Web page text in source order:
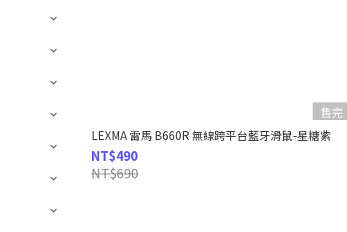
售完
LEXMA 雷馬 B660R 無線跨平台藍牙滑鼠-星糖紫
NT$490
NT$690